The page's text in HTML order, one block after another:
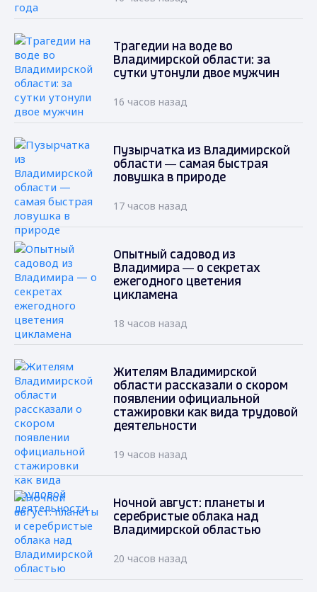
Трагедии на воде во
Владимирской области: за
сутки утонули двое мужчин
16 часов назад
Пузырчатка из Владимирской
области — самая быстрая
ловушка в природе
17 часов назад
Опытный садовод из
Владимира — о секретах
ежегодного цветения
цикламена
18 часов назад
Жителям Владимирской
области рассказали о скором
появлении официальной
стажировки как вида трудовой
деятельности
19 часов назад
Ночной август: планеты и
серебристые облака над
Владимирской областью
20 часов назад